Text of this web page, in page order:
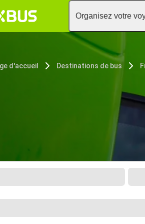
Organisez votre
d'accueil Destinations de bus